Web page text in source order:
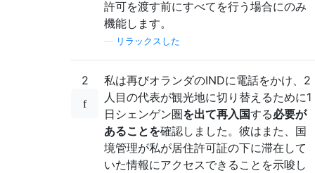
許可を渡す前にすべてを行う場合にのみ
機能します。
リラックスした
2
私は再びオランダのINDに電話をかけ、2
人目の代表が観光地に切り替えるために1
日シェンゲン圏を出て再入国する必要が
あることを確認しました。彼はまた、国
境管理が私が居住許可証の下に滞在して
いた情報にアクセスできることを示唆し